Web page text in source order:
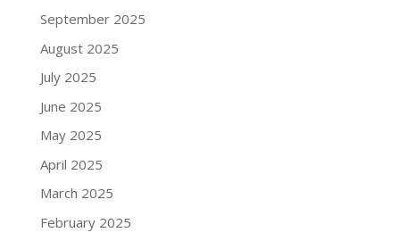
September 2025
August 2025
July 2025
June 2025
May 2025
April 2025
March 2025
February 2025